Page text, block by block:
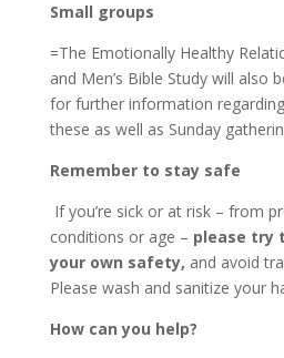
Small groups
=The Emotionally Healthy
and Men’s Bible Study will also
for further information
these as well as Sunday
Remember to stay safe
If you’re sick or at risk – from
conditions or age – please try
your own safety, and avoid
Please wash and sanitize your
How can you help?